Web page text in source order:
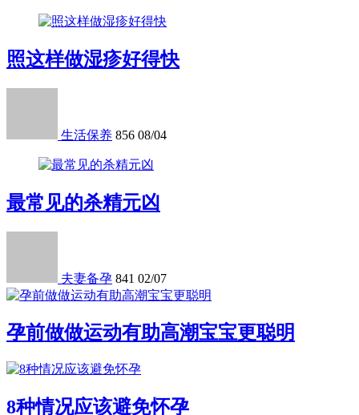
照这样做湿疹好得快
生活保养 856 08/04
最常见的杀精元凶
夫妻备孕 841 02/07
孕前做做运动有助高潮宝宝更聪明
8种情况应该避免怀孕